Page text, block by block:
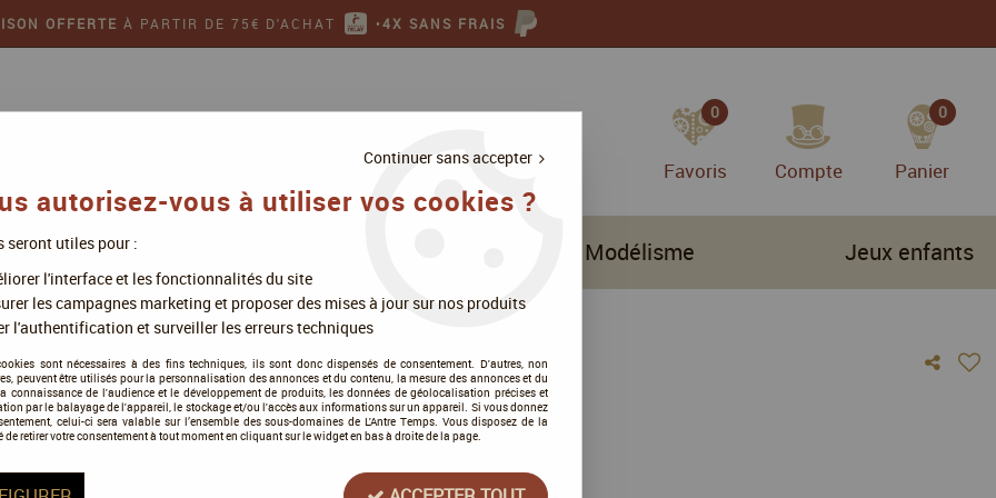
OFFERTE À PARTIR DE 75€ D'ACHAT •4X SANS FRAIS
0
Favoris Compte
0
Panier
Modélisme Jeux enfants
Pünct
Soyez le premier à donner votre avis !
Continuer sans accepter
autorisez-vous à utiliser vos cookies ?
seront utiles pour :
l'interface et les fonctionnalités du site
les campagnes marketing et proposer des mises à jour sur nos produits
l'authentification et surveiller les erreurs techniques
sont nécessaires à des fins techniques, ils sont donc dispensés de consentement. D'autres, non
peuvent être utilisés pour la personnalisation des annonces et du contenu, la mesure des annonces et du
connaissance de l'audience et le développement de produits, les données de géolocalisation précises et
par le balayage de l'appareil, le stockage et/ou l'accès aux informations sur un appareil. Si vous donnez
celui-ci sera valable sur l’ensemble des sous-domaines de L'Antre Temps. Vous disposez de la
retirer votre consentement à tout moment en cliquant sur le widget en bas à droite de la page.